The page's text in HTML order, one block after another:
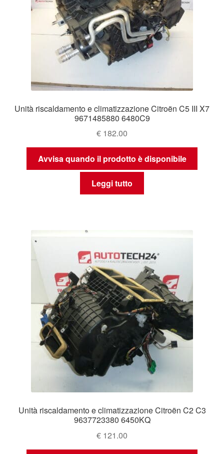
Unità riscaldamento e climatizzazione Citroën C5 III X7
9671485880 6480C9
€ 182.00
Avvisa quando il prodotto è disponibile
Leggi tutto
Unità riscaldamento e climatizzazione Citroën C2 C3
9637723380 6450KQ
€ 121.00